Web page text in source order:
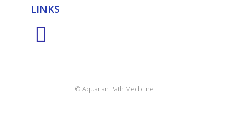
LINKS
© Aquarian Path Medicine